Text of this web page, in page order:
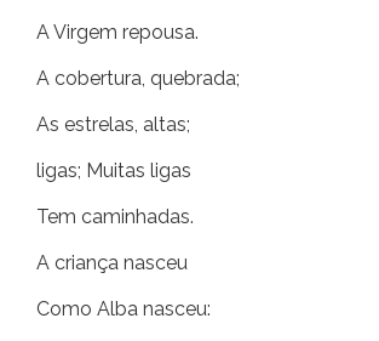
A Virgem repousa.
A cobertura, quebrada;
As estrelas, altas;
ligas; Muitas ligas
Tem caminhadas.
A criança nasceu
Como Alba nasceu: